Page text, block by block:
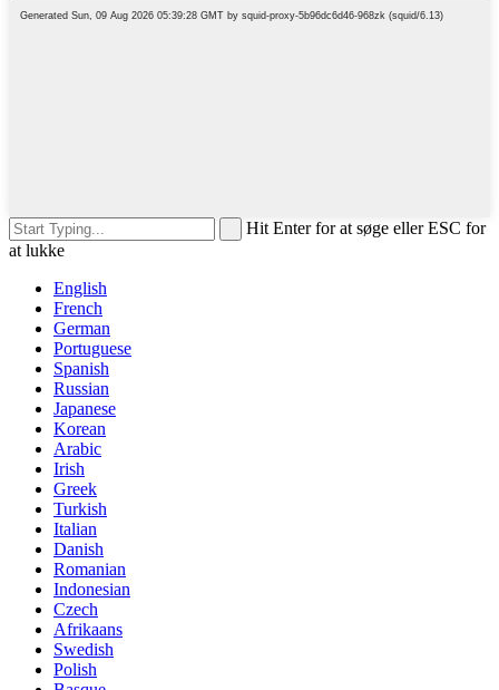
Hit Enter for at søge eller ESC for
at lukke
English
French
German
Portuguese
Spanish
Russian
Japanese
Korean
Arabic
Irish
Greek
Turkish
Italian
Danish
Romanian
Indonesian
Czech
Afrikaans
Swedish
Polish